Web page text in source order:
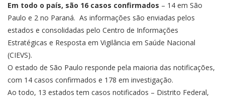
Em todo o país, são 16 casos confirmados – 14 em São
Paulo e 2 no Paraná. As informações são enviadas pelos
estados e consolidadas pelo Centro de Informações
Estratégicas e Resposta em Vigilância em Saúde Nacional
(CIEVS).
O estado de São Paulo responde pela maioria das notificações,
com 14 casos confirmados e 178 em investigação.
Ao todo, 13 estados tem casos notificados – Distrito Federal,